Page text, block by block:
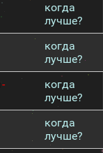
когда
лучше?
когда
лучше?
-
когда
лучше?
когда
лучше?